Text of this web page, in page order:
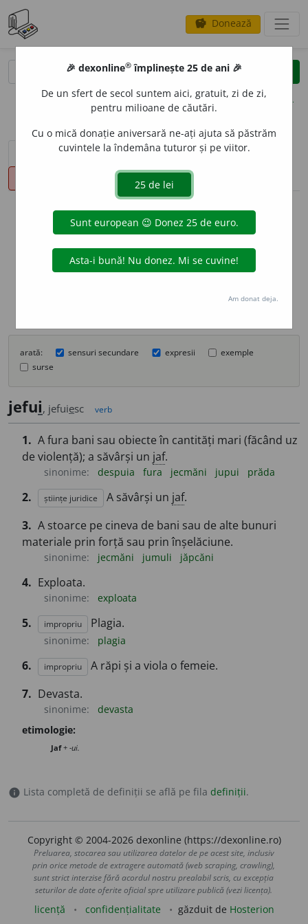
savings Donează
clear
opțiuni
sinteza definițiilor (1) definiții (37)
conjugări
info
Aceste definiții sunt compilate de
echipa dexonline. Definițiile
originale se află pe filadefiniții.
Puteți reordona filele pe pagina de
arată: sensuri secundare expresii
exemple
surse
jefui, jefuiesc verb
1. A fura bani sau obiecte în cantități mari (făcând uz
de violență); a săvârși un jaf.
sinonime: despuia fura jecmăni jupui prăda
2. științe juridice A săvârși un jaf.
3. A stoarce pe cineva de bani sau de alte bunuri
materiale prin forță sau prin înșelăciune.
sinonime: jecmăni jumuli jăpcăni
4. Exploata.
sinonime: exploata
5. impropriu Plagia.
sinonime: plagia
6. impropriu
A răpi și a viola o femeie.
7. Devasta.
sinonime:
devasta
etimologie:
Jaf+ -ui.
info Lista completă de definiții se află pe fila definiții.
Copyright © 2004-2026 dexonline (https://dexonline.ro)
Preluarea, stocarea sau utilizarea datelor de pe acest site, inclusiv
prin orice metode de extragere automată (web scraping, crawling),
sunt strict interzise fără acordul nostru prealabil scris, cu excepția
seturilor de date oferite oficial spre utilizare publică (vezi licența).
licență confidențialitate găzduit de Hosterion
🎉 dexonline® împlinește 25 de ani 🎉
De un sfert de secol suntem aici, gratuit, zi de zi,
pentru milioane de căutări.
Cu o mică donație aniversară ne-ați ajuta să păstrăm
cuvintele la îndemâna tuturor și pe viitor.
Am donat deja.